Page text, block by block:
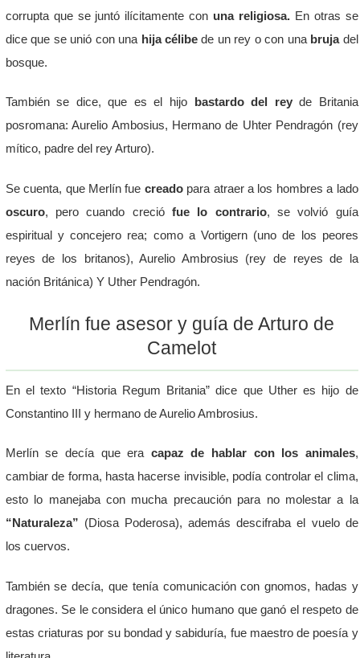
corrupta que se juntó ilícitamente con una religiosa. En otras se
dice que se unió con una hija célibe de un rey o con unabrujadel
bosque.
También se dice, que es el hijo bastardo del reyde Britania
posromana: Aurelio Ambosius, Hermano de Uhter Pendragón (rey
mítico, padre del rey Arturo).
Se cuenta, que Merlín fue creadopara atraer a los hombres a lado
oscuro, pero cuando creciófue lo contrario, se volvió guía
espiritual y concejero rea; como a Vortigern (uno de los peores
reyes de los britanos), Aurelio Ambrosius (rey de reyes de la
nación Británica) Y Uther Pendragón.
Merlín fue asesor y guía de Arturo de
Camelot
En el texto “Historia Regum Britania” dice que Uther es hijo de
Constantino III y hermano de Aurelio Ambrosius.
Merlín se decía que era capaz de hablar con los animales,
cambiar de forma, hasta hacerse invisible, podía controlar el clima,
esto lo manejaba con mucha precaución para no molestar a la
“Naturaleza” (Diosa Poderosa), además descifraba el vuelo de
los cuervos.
También se decía, que tenía comunicación con gnomos, hadas y
dragones. Se le considera el único humano que ganó el respeto de
estas criaturas por su bondad y sabiduría, fue maestro de poesía y